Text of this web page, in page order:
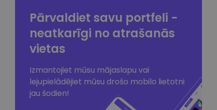
Pārvaldiet savu portfeli -
neatkarīgi no atrašanās
vietas
Izmantojiet mūsu mājaslapu vai
lejupielādējiet mūsu drošo mobilo lietotni
jau šodien!